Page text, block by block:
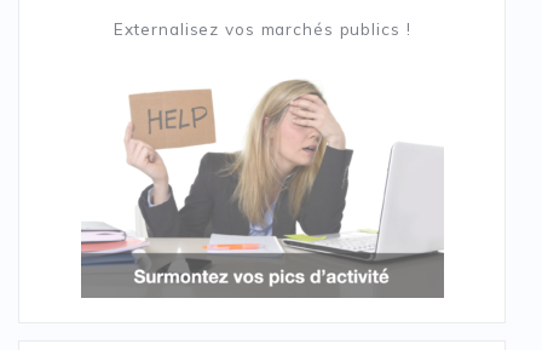
Externalisez vos marchés publics !